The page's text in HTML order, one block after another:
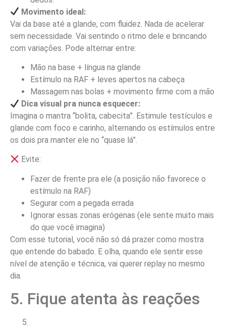
Movimento ideal:
Vai da base até a glande, com fluidez. Nada de acelerar
sem necessidade. Vai sentindo o ritmo dele e brincando
com variações. Pode alternar entre:
Mão na base + língua na glande
Estímulo na RAF + leves apertos na cabeça
Massagem nas bolas + movimento firme com a mão
Dica visual pra nunca esquecer:
Imagina o mantra “bolita, cabecita”. Estimule testículos e
glande com foco e carinho, alternando os estímulos entre
os dois pra manter ele no “quase lá”.
Evite:
Fazer de frente pra ele (a posição não favorece o
estímulo na RAF)
Segurar com a pegada errada
Ignorar essas zonas erógenas (ele sente muito mais
do que você imagina)
Com esse tutorial, você não só dá prazer como mostra
que entende do babado. E olha, quando ele sentir esse
nível de atenção e técnica, vai querer replay no mesmo
dia.
5. Fique atenta às reações